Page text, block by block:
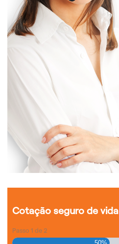
Cotação seguro de vida
Passo 1 de 2